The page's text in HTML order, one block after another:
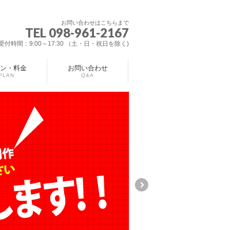
お問い合わせはこちらまで
TEL 098-961-2167
付時間：9:00～17:30 （土・日・祝日を除く)
・料金 お問い合わせ
Q&A